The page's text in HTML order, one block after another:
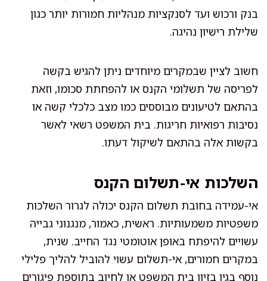
בנק ורכוש ועד לסנקציות מנהליות חמורות יותר כגון
שלילת רישיון נהיגה.
חשוב לציין שבמקרים מיוחדים ניתן להגיש בקשה
לפריסה של תשלומי הקנס או להפחתת סכומו, וזאת
בהתאם לטיעונים מבוססים כמו מצב כלכלי קשה או
נסיבות רפואיות חריגות. בית המשפט רשאי לאשר
בקשות אלה בהתאם לשיקול דעתו.
השלכות אי-תשלום הקנס
אי-עמידה בחובת תשלום הקנס יכולה לגרור השלכות
משפטיות משמעותיות. ראשית, כאמור, מנגנוני גבייה
עשויים להיפתח באופן אוטומטי נגד החייב. שנית,
במקרים חמורים, אי-תשלום עשוי להוביל להליך פלילי
נוסף בגין בזיון בית המשפט או לחיוב בתוספת פיגורים